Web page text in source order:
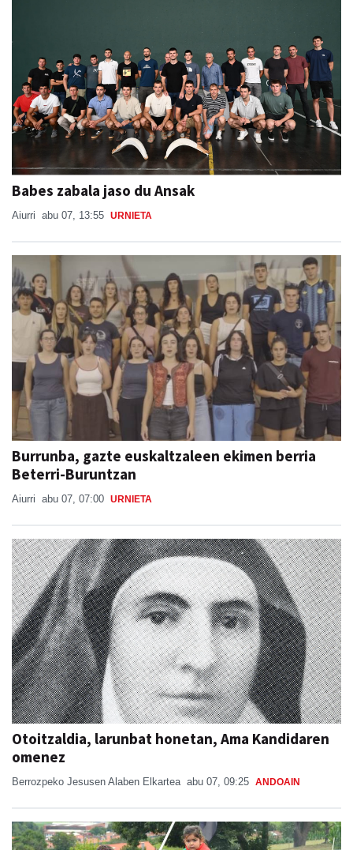
Babes zabala jaso du Ansak
Aiurri abu 07, 13:55 URNIETA
Burrunba, gazte euskaltzaleen ekimen berria
Beterri-Buruntzan
Aiurri abu 07, 07:00 URNIETA
Otoitzaldia, larunbat honetan, Ama Kandidaren
omenez
Berrozpeko Jesusen Alaben Elkartea abu 07, 09:25 ANDOAIN